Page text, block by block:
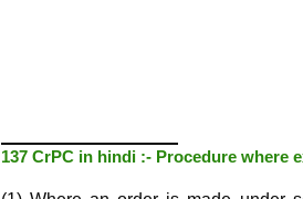
137 CrPC in hindi :- Procedure